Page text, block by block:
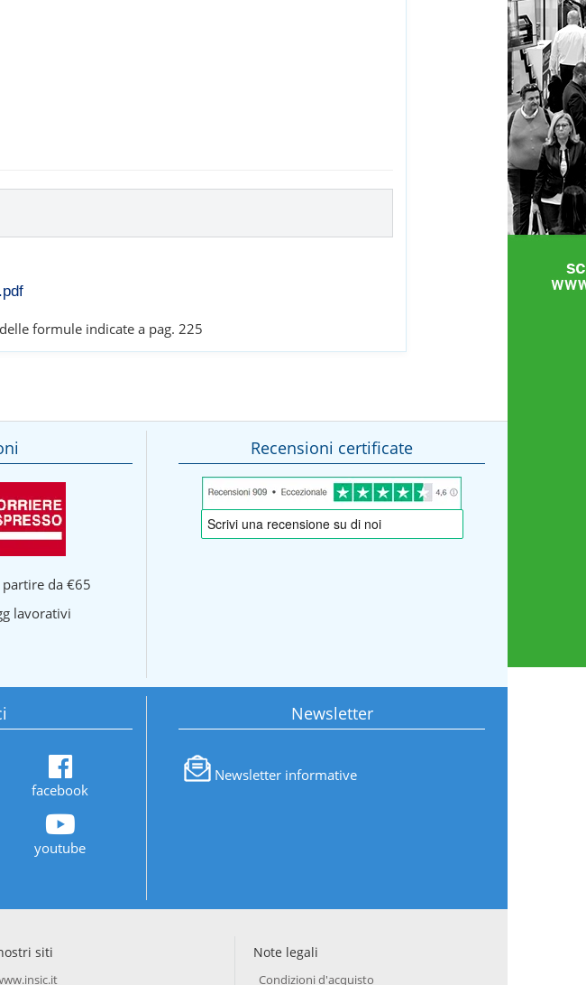
formule indicate a pag. 225
da €65
lavorativi
Recensioni certificate
facebook
youtube
Newsletter
Newsletter informative
siti Note legali
Condizioni d'acquisto